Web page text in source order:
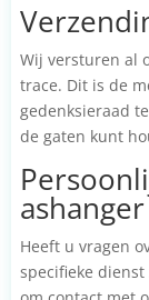
Wij versturen al
trace. Dit is de
gedenksieraad
de gaten kunt
ashanger
Heeft u vragen
specifieke